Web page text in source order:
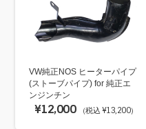
VW純正NOS ヒーターパイプ
(ストーブパイプ) for 純正エ
ンジンチン
¥12,000 （税込 ¥13,200）